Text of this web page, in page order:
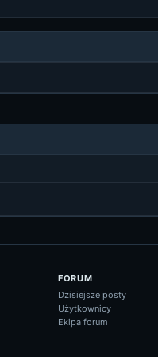
FORUM
Dzisiejsze posty
Użytkownicy
Ekipa forum